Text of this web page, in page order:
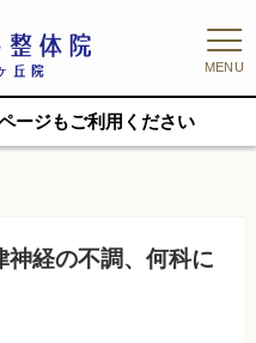
MENU
ージもご利用ください
神経の不調、何科に